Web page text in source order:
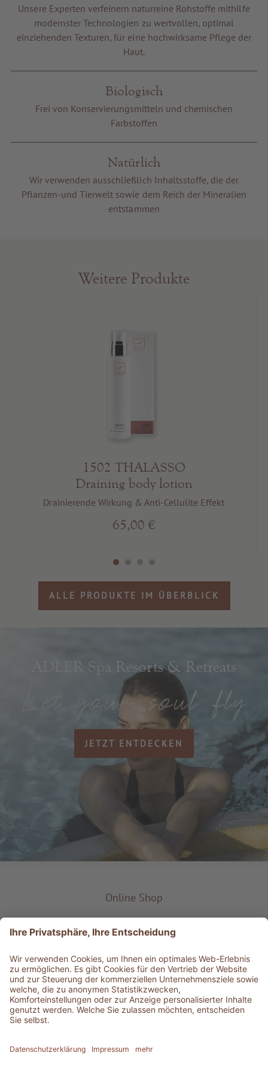
Gutscheine
Service & Info
Unsere Experten verfeinern naturreine Rohstoffe mithilfe
modernster Technologien zu wertvollen, optimal
einziehenden Texturen, für eine hochwirksame Pflege der
Haut.
Biologisch
Frei von Konservierungsmitteln und chemischen
Farbstoffen
Natürlich
Wir verwenden ausschließlich Inhaltsstoffe, die der
Pflanzen-und Tierwelt sowie dem Reich der Mineralien
entstammen
Weitere Produkte
1502 THALASSO
Draining body lotion
Drainierende Wirkung & Anti-Cellulite Effekt
65,00 €
ALLE PRODUKTE IM ÜBERBLICK
ADLER Spa Resorts & Retreats
JETZT ENTDECKEN
Online Shop
Service & Info